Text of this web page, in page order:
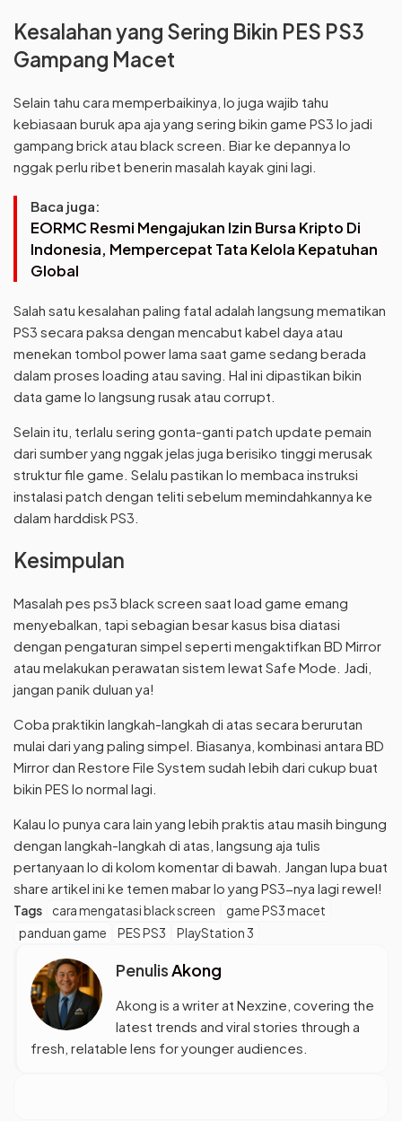
Kesalahan yang Sering Bikin PES PS3
Gampang Macet
Selain tahu cara memperbaikinya, lo juga wajib tahu
kebiasaan buruk apa aja yang sering bikin game PS3 lo jadi
gampang brick atau black screen. Biar ke depannya lo
nggak perlu ribet benerin masalah kayak gini lagi.
Baca juga:
EORMC Resmi Mengajukan Izin Bursa Kripto Di
Indonesia, Mempercepat Tata Kelola Kepatuhan
Global
Salah satu kesalahan paling fatal adalah langsung mematikan
PS3 secara paksa dengan mencabut kabel daya atau
menekan tombol power lama saat game sedang berada
dalam proses loading atau saving. Hal ini dipastikan bikin
data game lo langsung rusak atau corrupt.
Selain itu, terlalu sering gonta-ganti patch update pemain
dari sumber yang nggak jelas juga berisiko tinggi merusak
struktur file game. Selalu pastikan lo membaca instruksi
instalasi patch dengan teliti sebelum memindahkannya ke
dalam harddisk PS3.
Kesimpulan
Masalah pes ps3 black screen saat load game emang
menyebalkan, tapi sebagian besar kasus bisa diatasi
dengan pengaturan simpel seperti mengaktifkan BD Mirror
atau melakukan perawatan sistem lewat Safe Mode. Jadi,
jangan panik duluan ya!
Coba praktikin langkah-langkah di atas secara berurutan
mulai dari yang paling simpel. Biasanya, kombinasi antara BD
Mirror dan Restore File System sudah lebih dari cukup buat
bikin PES lo normal lagi.
Kalau lo punya cara lain yang lebih praktis atau masih bingung
dengan langkah-langkah di atas, langsung aja tulis
pertanyaan lo di kolom komentar di bawah. Jangan lupa buat
share artikel ini ke temen mabar lo yang PS3-nya lagi rewel!
Tags cara mengatasi black screen
game PS3 macet
panduan game
PES PS3 PlayStation 3
PenulisAkong
Akong is a writer at Nexzine, covering the
latest trends and viral stories through a
fresh, relatable lens for younger audiences.